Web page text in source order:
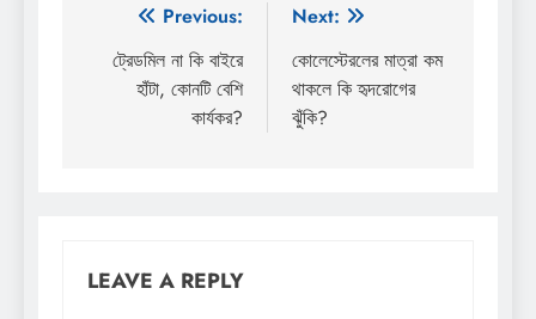
Post
navigation
Previous:
ট্রেডমিল না কি বাইরে
হাঁটা, কোনটি বেশি
কার্যকর?
Next:
কোলেস্টেরলের মাত্রা কম
থাকলে কি হৃদরোগের
ঝুঁকি?
LEAVE A REPLY